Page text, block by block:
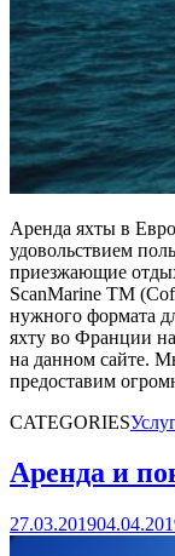
Аренда яхты в
удовольствием
приезжающие
ScanMarine TM
нужного формата
яхту во Франции
на данном сайте.
предоставим
CATEGORIES
Аренда и
27.03.2019